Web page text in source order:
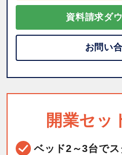
資料請求ダ
お問い
開業セッ
ベッド2～3台でス